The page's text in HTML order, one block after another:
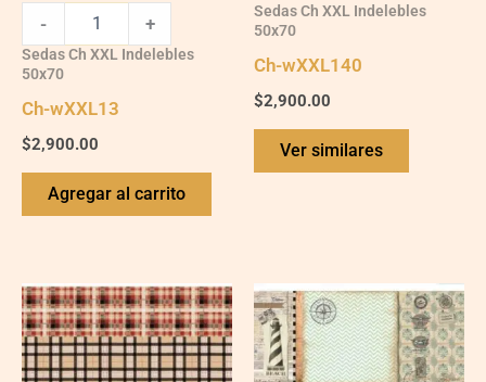
- +
Sedas Ch XXL Indelebles
50x70
Ch-wXXL13
$2,900.00
Agregar al carrito
Sedas Ch XXL Indelebles
50x70
Ch-wXXL140
$2,900.00
Ver similares
Ch-
wXXL119
quantity
Ch-
wXXL108
quantity